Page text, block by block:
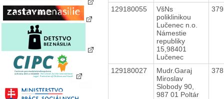
129180055
VšNs
poliklinikou
Lučenec n.o.
Námestie
republiky
15,98401
Lučenec
129180027
Mudr.Garaj
Miroslav
Slobody 90,
987 01 Poltár